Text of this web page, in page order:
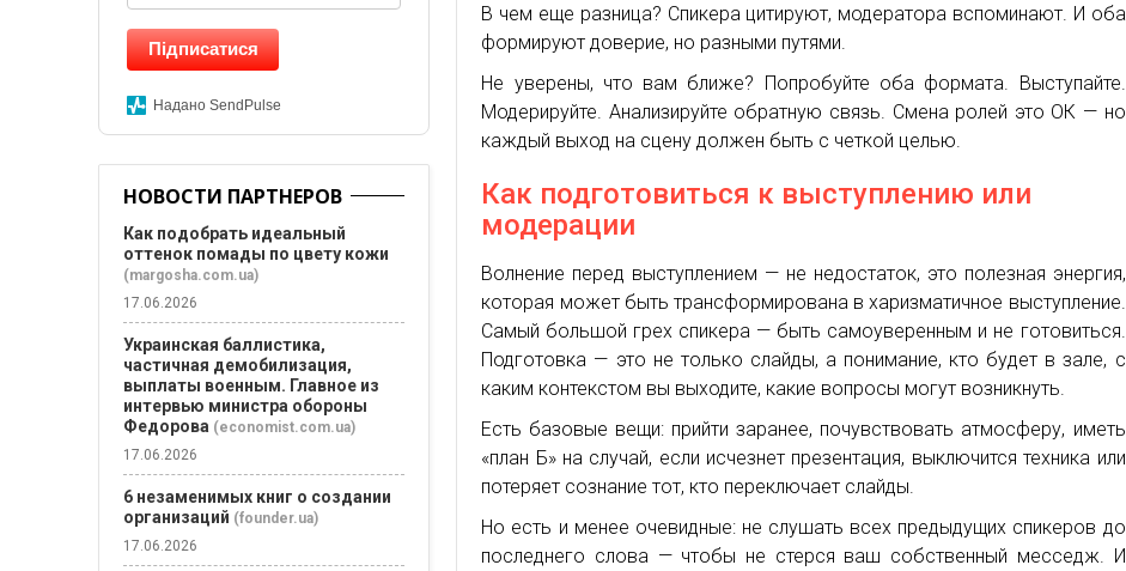
В чем еще разница? Спикера цитируют, модератора вспоминают. И оба
формируют доверие, но разными путями.
Не уверены, что вам ближе? Попробуйте оба формата. Выступайте.
Модерируйте. Анализируйте обратную связь. Смена ролей это ОК — но
каждый выход на сцену должен быть с четкой целью.
Как подготовиться к выступлению или
модерации
Волнение перед выступлением — не недостаток, это полезная энергия,
которая может быть трансформирована в харизматичное выступление.
Самый большой грех спикера — быть самоуверенным и не готовиться.
Подготовка — это не только слайды, а понимание, кто будет в зале, с
каким контекстом вы выходите, какие вопросы могут возникнуть.
Есть базовые вещи: прийти заранее, почувствовать атмосферу, иметь
«план Б» на случай, если исчезнет презентация, выключится техника или
потеряет сознание тот, кто переключает слайды.
Но есть и менее очевидные: не слушать всех предыдущих спикеров до
последнего слова — чтобы не стерся ваш собственный месседж. И
Підписатися
Надано SendPulse
НОВОСТИ ПАРТНЕРОВ
Как подобрать идеальный
оттенок помады по цвету кожи
(margosha.com.ua)
17.06.2026
Украинская баллистика,
частичная демобилизация,
выплаты военным. Главное из
интервью министра обороны
Федорова (economist.com.ua)
17.06.2026
6 незаменимых книг о создании
организаций (founder.ua)
17.06.2026